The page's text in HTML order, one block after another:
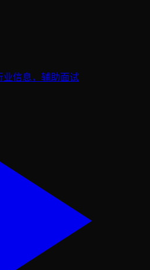
信息，辅助面试